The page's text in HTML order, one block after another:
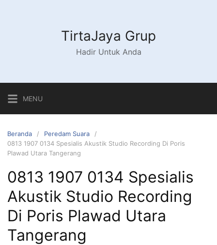
TirtaJaya Grup
Hadir Untuk Anda
MENU
Beranda
Peredam Suara
0813 1907 0134 Spesialis Akustik Studio Recording Di Poris
Plawad Utara Tangerang
0813 1907 0134 Spesialis
Akustik Studio Recording
Di Poris Plawad Utara
Tangerang